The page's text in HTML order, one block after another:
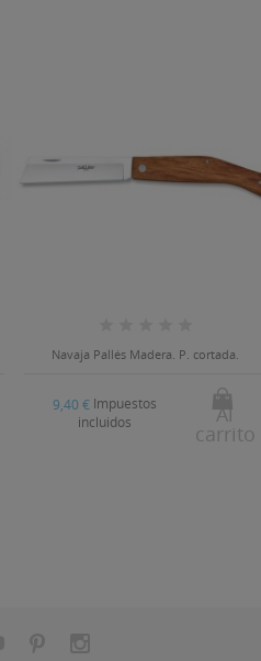
Navaja Pallés Madera. P. cortada.
9,40 € Impuestos
incluidos
Al
carrito